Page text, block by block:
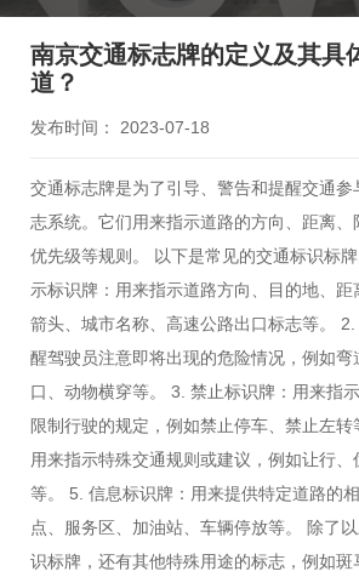
南京交通标志牌的定义及其具
道？
发布时间： 2023-07-18
交通标志牌是为了引导、警告和提醒交通
志系统。它们用来指示道路的方向、距离、
优先级等规则。 以下是常见的交通标识标
示标识牌：用来指示道路方向、目的地、
箭头、城市名称、高速公路出口标志等。
醒驾驶员注意即将出现的危险情况，例如弯
口、动物横穿等。 3. 禁止标识牌：用来指
限制行驶的规定，例如禁止停车、禁止左转
用来指示特殊交通规则或建议，例如让行、
等。 5. 信息标识牌：用来提供特定道路的
点、服务区、加油站、车辆停放等。 除了
识标牌，还有其他特殊用途的标志，例如